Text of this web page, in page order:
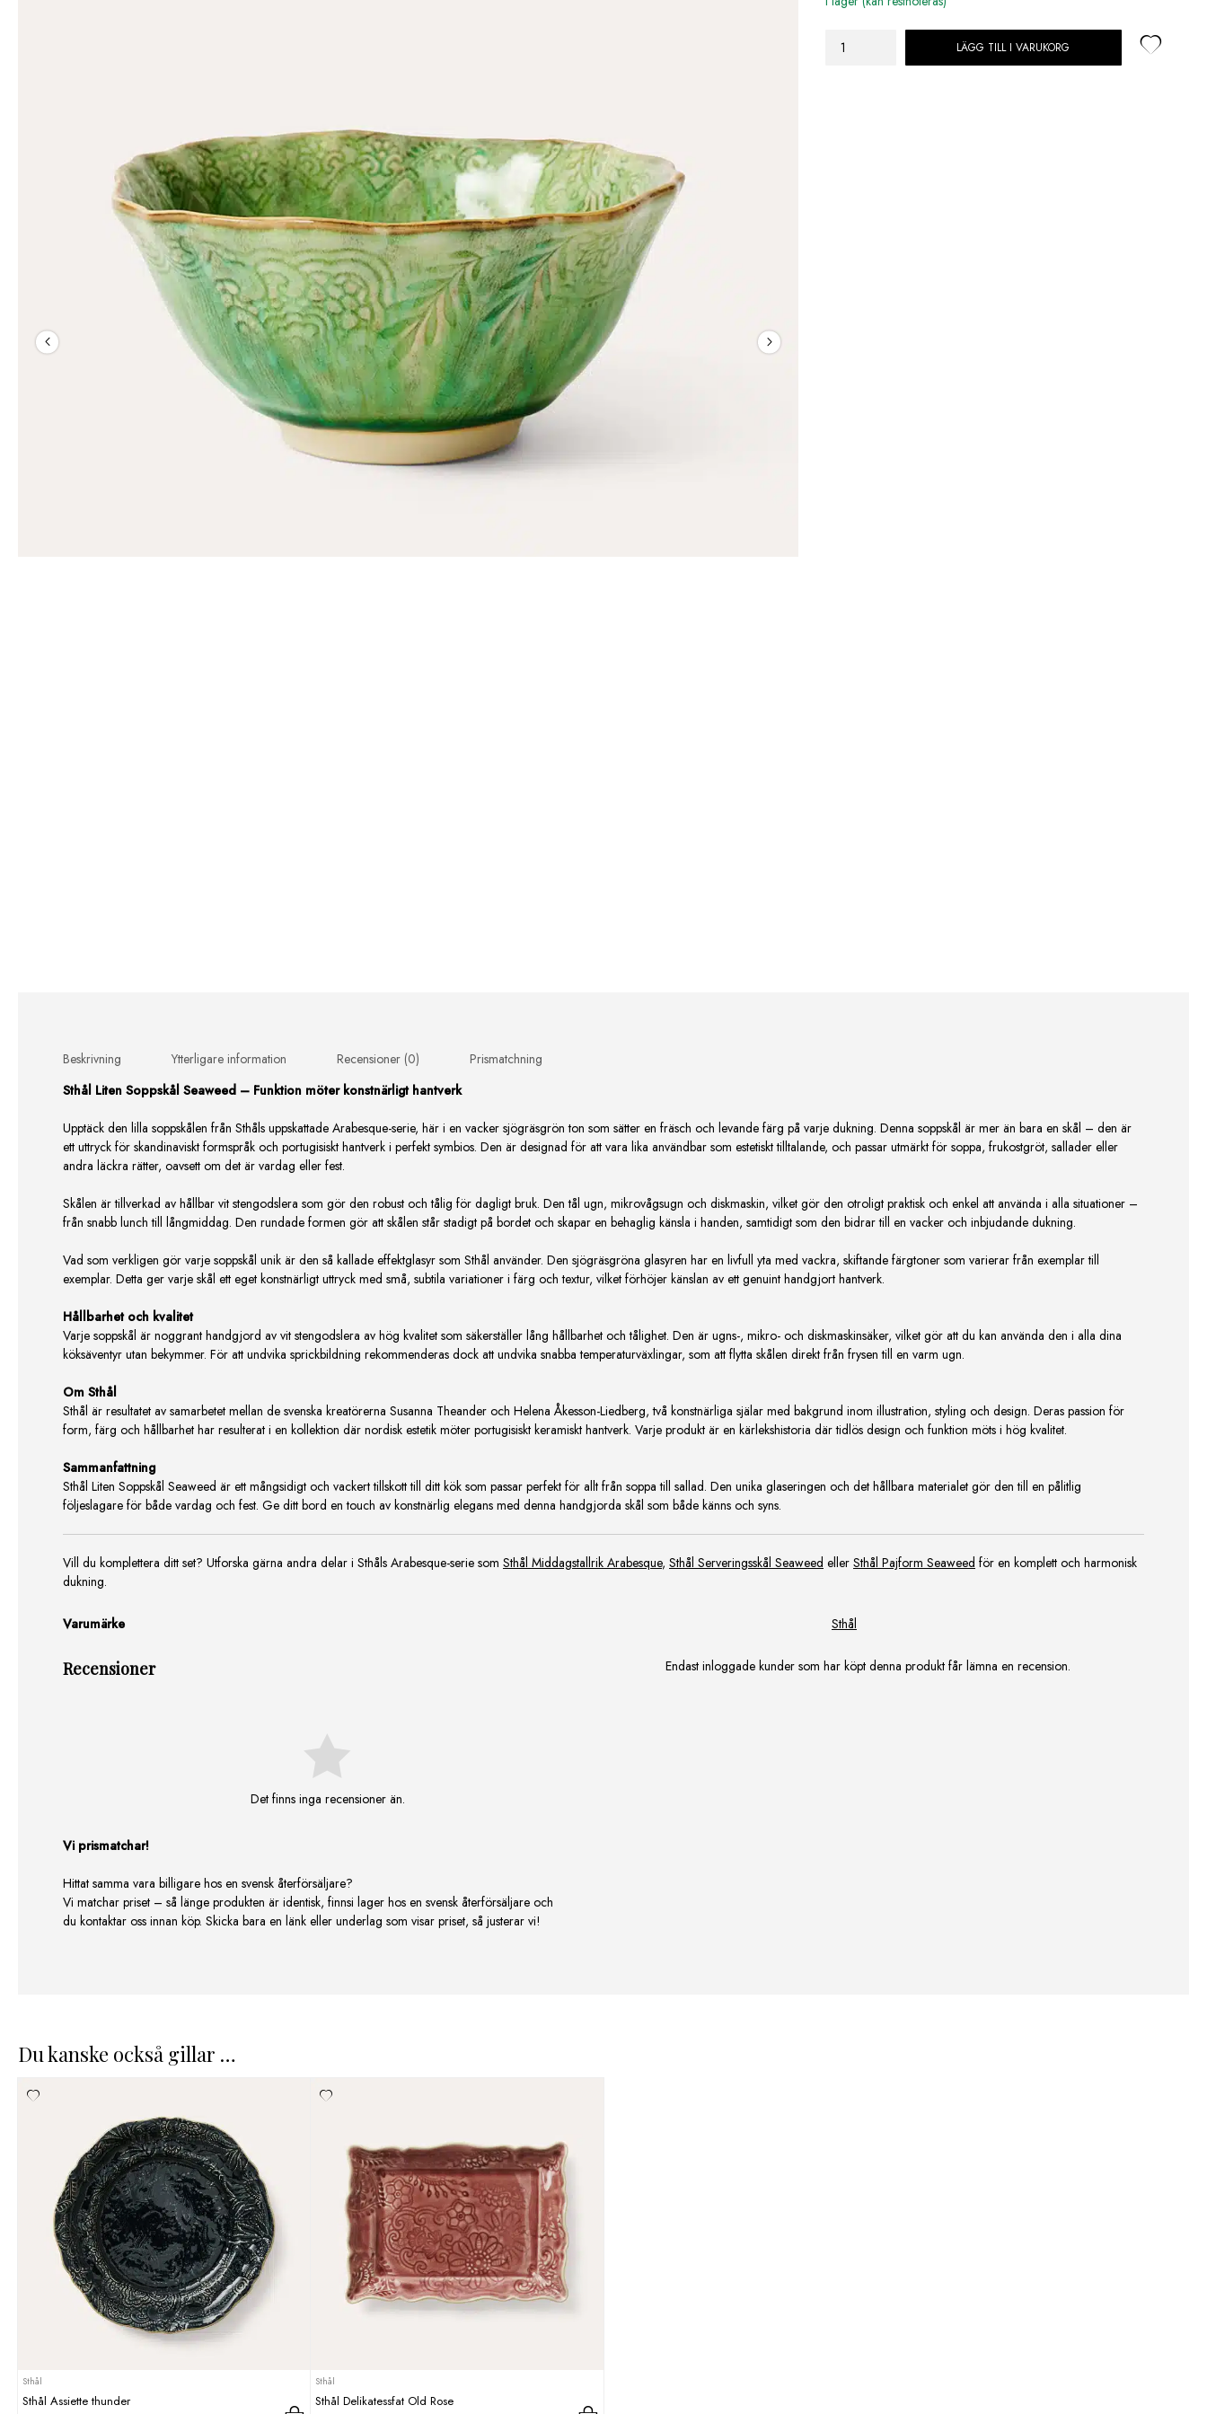
Sthål
LÄGG TILL I VARUKORG
Beskrivning Ytterligare information Recensioner (0)
Prismatchning
Sthål Liten Soppskål Seaweed – Funktion möter konstnärligt hantverk
Upptäck den lilla soppskålen från Sthåls uppskattade Arabesque-serie, här i en vacker sjögräsgrön ton som sätter en fräsch och levande färg på varje dukning. Denna soppskål är mer än bara en skål – den är
ett uttryck för skandinaviskt formspråk och portugisiskt hantverk i perfekt symbios. Den är designad för att vara lika användbar som estetiskt tilltalande, och passar utmärkt för soppa, frukostgröt, sallader eller
andra läckra rätter, oavsett om det är vardag eller fest.
Skålen är tillverkad av hållbar vit stengodslera som gör den robust och tålig för dagligt bruk. Den tål ugn, mikrovågsugn och diskmaskin, vilket gör den otroligt praktisk och enkel att använda i alla situationer –
från snabb lunch till långmiddag. Den rundade formen gör att skålen står stadigt på bordet och skapar en behaglig känsla i handen, samtidigt som den bidrar till en vacker och inbjudande dukning.
Vad som verkligen gör varje soppskål unik är den så kallade effektglasyr som Sthål använder. Den sjögräsgröna glasyren har en livfull yta med vackra, skiftande färgtoner som varierar från exemplar till
exemplar. Detta ger varje skål ett eget konstnärligt uttryck med små, subtila variationer i färg och textur, vilket förhöjer känslan av ett genuint handgjort hantverk.
Hållbarhet och kvalitet
Varje soppskål är noggrant handgjord av vit stengodslera av hög kvalitet som säkerställer lång hållbarhet och tålighet. Den är ugns-, mikro- och diskmaskinsäker, vilket gör att du kan använda den i alla dina
köksäventyr utan bekymmer. För att undvika sprickbildning rekommenderas dock att undvika snabba temperaturväxlingar, som att flytta skålen direkt från frysen till en varm ugn.
Om Sthål
Sthål är resultatet av samarbetet mellan de svenska kreatörerna Susanna Theander och Helena Åkesson-Liedberg, två konstnärliga själar med bakgrund inom illustration, styling och design. Deras passion för
form, färg och hållbarhet har resulterat i en kollektion där nordisk estetik möter portugisiskt keramiskt hantverk. Varje produkt är en kärlekshistoria där tidlös design och funktion möts i hög kvalitet.
Sammanfattning
Sthål Liten Soppskål Seaweed är ett mångsidigt och vackert tillskott till ditt kök som passar perfekt för allt från soppa till sallad. Den unika glaseringen och det hållbara materialet gör den till en pålitlig
följeslagare för både vardag och fest. Ge ditt bord en touch av konstnärlig elegans med denna handgjorda skål som både känns och syns.
Vill du komplettera ditt set? Utforska gärna andra delar i Sthåls Arabesque-serie som Sthål Middagstallrik Arabesque, Sthål Serveringsskål Seaweed eller Sthål Pajform Seaweed för en komplett och harmonisk
dukning.
Varumärke Sthål
Recensioner
Det finns inga recensioner än.
Endast inloggade kunder som har köpt denna produkt får lämna en recension.
Vi prismatchar!
Hittat samma vara billigare hos en svensk återförsäljare?
Vi matchar priset – så länge produkten är identisk, finnsi lager hos en svensk återförsäljare och
du kontaktar oss innan köp. Skicka bara en länk eller underlag som visar priset, så justerar vi!
Du kanske också gillar …
Sthål
Sthål Assiette thunder
Sthål
Sthål Delikatessfat Old Rose